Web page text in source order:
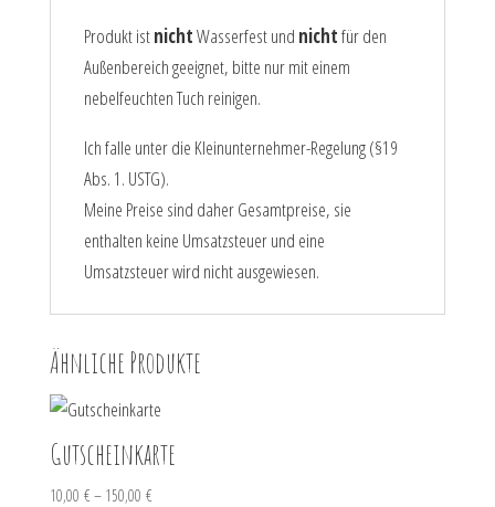
Produkt istnichtWasserfest und nichtfür den
Außenbereich geeignet, bitte nur mit einem
nebelfeuchten Tuch reinigen.
Ich falle unter die Kleinunternehmer-Regelung (§19
Abs. 1. USTG).
Meine Preise sind daher Gesamtpreise, sie
enthalten keine Umsatzsteuer und eine
Umsatzsteuer wird nicht ausgewiesen.
Ähnliche Produkte
Gutscheinkarte
10,00 € – 150,00 €